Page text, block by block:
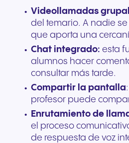
Videollamadas
del temario. A nadie
que aporta una
Chat integrado: esta
alumnos hacer
consultar más tarde.
Compartir la pantalla
profesor puede
Enrutamiento de
el proceso
de respuesta de voz